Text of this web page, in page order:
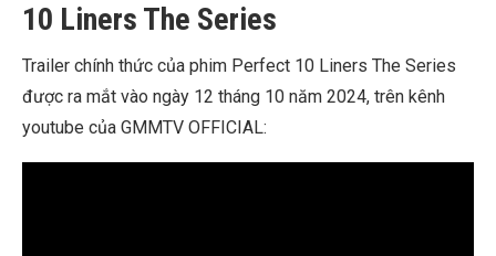
10 Liners The Series
Trailer chính thức của phim Perfect 10 Liners The Series
được ra mắt vào ngày 12 tháng 10 năm 2024, trên kênh
youtube của GMMTV OFFICIAL: